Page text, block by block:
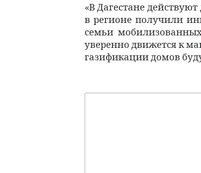
«В Дагестане
в регионе получили
семьи
уверенно движется к
газификации домов